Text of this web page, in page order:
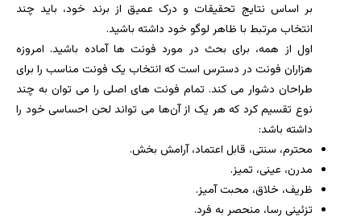
بر اساس نتایج تحقیقات و درک عمیق از برند خود، باید چند
انتخاب مرتبط با ظاهر لوگو خود داشته باشید.
اول از همه، برای بحث در مورد فونت ها آماده باشید. امروزه
هزاران فونت در دسترس است که انتخاب یک فونت مناسب را برای
طراحان دشوار می کند. تمام فونت های اصلی را می توان به چند
نوع تقسیم کرد که هر یک از آن‌ها می تواند لحن احساسی خود را
داشته باشد:
محترم، سنتی، قابل اعتماد، آرامش بخش.
مدرن، عینی، تمیز.
ظریف، خلاق، محبت آمیز.
تزئینی رسا، منحصر به فرد.